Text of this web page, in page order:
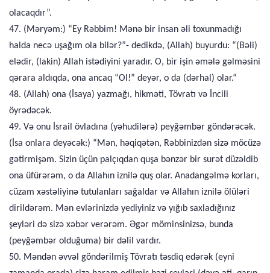
olacaqdır”.
47. (Məryəm:) “Ey Rəbbim! Mənə bir insan əli toxunmadığı
halda necə uşağım ola bilər?”- dedikdə, (Allah) buyurdu: “(Bəli)
elədir, (lakin) Allah istədiyini yaradır. O, bir işin əmələ gəlməsini
qərara aldıqda, ona ancaq “Ol!” deyər, o da (dərhal) olar.“
48. (Allah) ona (İsaya) yazmağı, hikməti, Tövratı və İncili
öyrədəcək.
49. Və onu İsrail övladına (yəhudilərə) peyğəmbər göndərəcək.
(İsa onlara deyəcək:) “Mən, həqiqətən, Rəbbinizdən sizə möcüzə
gətirmişəm. Sizin üçün palçıqdan quşa bənzər bir surət düzəldib
ona üfürərəm, o da Allahın iznilə quş olar. Anadangəlmə korları,
cüzam xəstəliyinə tutulanları sağaldar və Allahın iznilə ölüləri
dirildərəm. Mən evlərinizdə yediyiniz və yığıb saxladığınız
şeyləri də sizə xəbər verərəm. Əgər möminsinizsə, bunda
(peyğəmbər olduğuma) bir dəlil vardır.
50. Məndən əvvəl göndərilmiş Tövratı təsdiq edərək (eyni